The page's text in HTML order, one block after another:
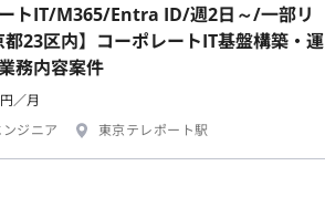
ートIT/M365/Entra ID/週2日～/一部リ
23区内】コーポレートIT基盤構築・運
務内容案件
円／月
ジニア
東京テレポート駅